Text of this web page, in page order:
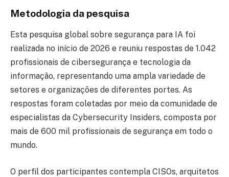
Metodologia da pesquisa
Esta pesquisa global sobre segurança para IA foi
realizada no início de 2026 e reuniu respostas de 1.042
profissionais de cibersegurança e tecnologia da
informação, representando uma ampla variedade de
setores e organizações de diferentes portes. As
respostas foram coletadas por meio da comunidade de
especialistas da Cybersecurity Insiders, composta por
mais de 600 mil profissionais de segurança em todo o
mundo.
O perfil dos participantes contempla CISOs, arquitetos